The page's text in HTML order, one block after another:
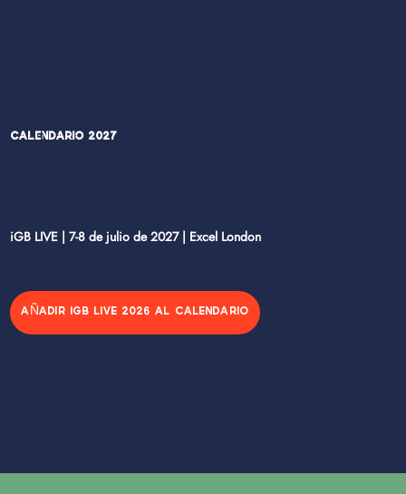
Calendario 2027
iGB LIVE | 7-8 de julio de 2027 | Excel London
AÑADIR IGB LIVE 2026 AL CALENDARIO